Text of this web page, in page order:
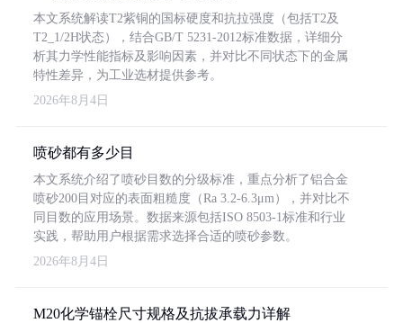
本文系统解读T2紫铜的国标硬度和抗拉强度（包括T2及
T2_1/2H状态），结合GB/T 5231-2012标准数据，详细分
析其力学性能指标及影响因素，并对比不同状态下的金属
特性差异，为工业选材提供参考。
2026年8月4日
喷砂都有多少目
本文系统介绍了喷砂目数的分级标准，重点分析了铝合金
喷砂200目对应的表面粗糙度（Ra 3.2-6.3μm），并对比不
同目数的应用场景。数据来源包括ISO 8503-1标准和行业
实践，帮助用户根据需求选择合适的喷砂参数。
2026年8月4日
M20化学锚栓尺寸规格及抗拔承载力详解